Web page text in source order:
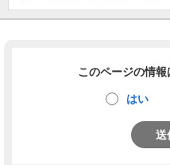
このページの情
はい
送